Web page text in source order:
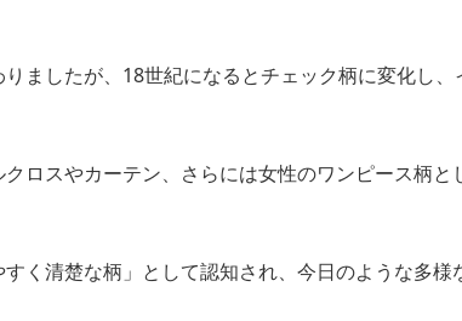
ましたが、18世紀になるとチェック柄に変化し
ロスやカーテン、さらには女性のワンピース柄
く清楚な柄」として認知され、今日のような多